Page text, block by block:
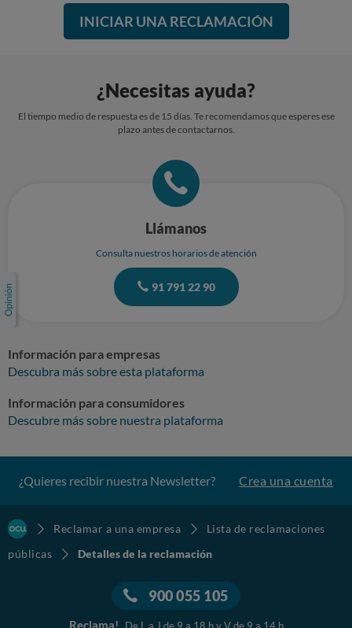
INICIAR UNA RECLAMACIÓN
¿Necesitas ayuda?
El tiempo medio de respuesta es de 15 días. Te recomendamos que esperes ese
plazo antes de contactarnos.
Llámanos
Consulta nuestros horarios de atención
91 791 22 90
Información para empresas
Descubra más sobre esta plataforma
Información para consumidores
Descubre más sobre nuestra plataforma
¿Quieres recibir nuestra Newsletter? Crea una cuenta
Reclamar a una empresa
Lista de reclamaciones
públicas
Detalles de la reclamación
900 055 105
Reclama!